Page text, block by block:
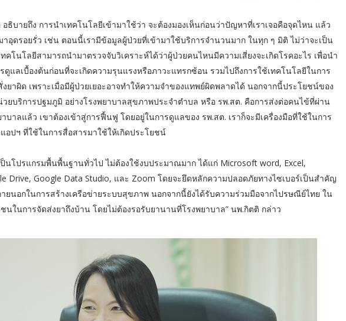
อธิบายถึง การนำเทคโนโลยีเข้ามาใช้ว่า จะต้องมองเห็นก่อนว่าปัญหาที่เราเจอคือจุดไหน แล้ว
อุดรอยรั่ว เช่น ตอนนี้เรามีข้อมูลผู้ป่วยที่เข้ามาใช้บริการจำนวนมาก ในทุก ๆ มิติ ไม่ว่าจะเป็น
คโนโลยีสามารถนำมาตรวจจับวิเคราะห์ได้ว่าผู้ป่วยคนไหนมีความเสี่ยงจะเกิดโรคอะไร เพื่อนำ
ดูแลเบื้องต้นก่อนที่จะเกิดความรุนแรงหรือภาวะแทรกซ้อน รวมไปถึงการใช้เทคโนโลยีในการ
งยาผิด เพราะเมื่อมีผู้ป่วยเยอะอาจทำให้ความจำของแทพย์ผิดพลาดได้ นอกจากนี้ประโยชน์ของ
วยบริการปฐมภูมิ อย่างโรงพยาบาลสุขภาพประจำตำบล หรือ รพ.สต. คือการส่งต่อคนไข้ที่ผ่าน
บาลแล้ว เขาต้องเข้าสู่การฟื้นฟู โดยอยู่ในการดูแลของ รพ.สต. เราก็จะมีเครื่องมือที่ใช้ในการ
อปฯ ที่ใช้ในการสื่อสารมาใช้ให้เกิดประโยชน์
นโปรแกรมพื้นพื้นฐานทั่วไป ไม่ต้องใช้งบประมาณมาก ได้แก่ Microsoft word, Excel,
Drive, Google Data Studio, และ Zoom โดยจะยึดหลักความปลอดภัยทางไซเบอร์เป็นสำคัญ
ยนอกในการสร้างเครือข่ายระบบสุขภาพ นอกจากนี้ยังได้รับความร่วมมือจากไปรษณีย์ไทย ใน
นในการจัดส่งยาถึงบ้าน โดยไม่ต้องรอรับยานานที่โรงพยาบาล” นพ.กิตติ กล่าว